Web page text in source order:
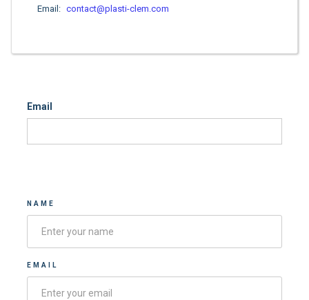
Email
NAME
EMAIL
Email: contact@plasti-clem.com